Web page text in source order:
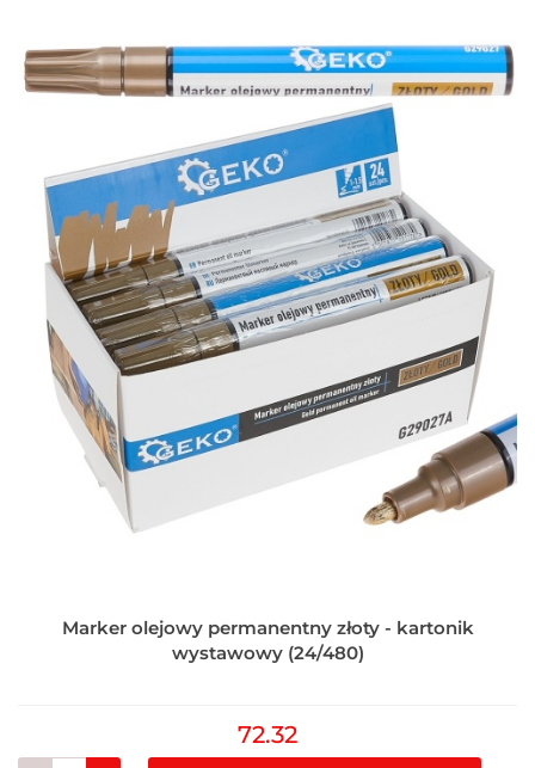
Marker olejowy permanentny złoty - kartonik
wystawowy (24/480)
72.32